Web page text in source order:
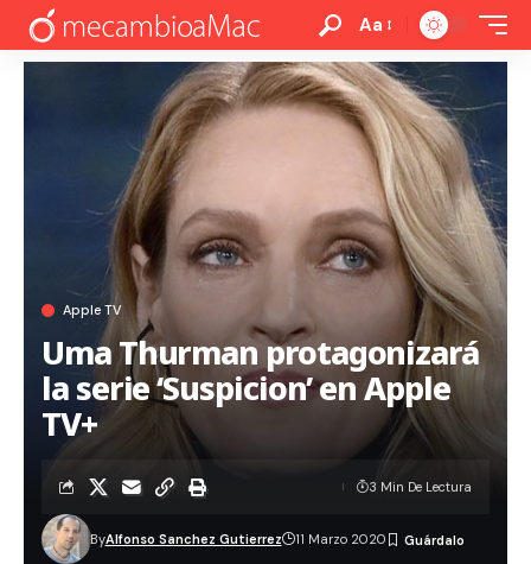
Aa
Apple TV
Uma Thurman protagonizará
la serie ‘Suspicion’ en Apple
TV+
ByAlfonso Sanchez Gutierrez 11 Marzo 2020
3 Min De Lectura